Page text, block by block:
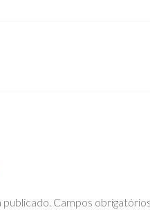
publicado. Campos